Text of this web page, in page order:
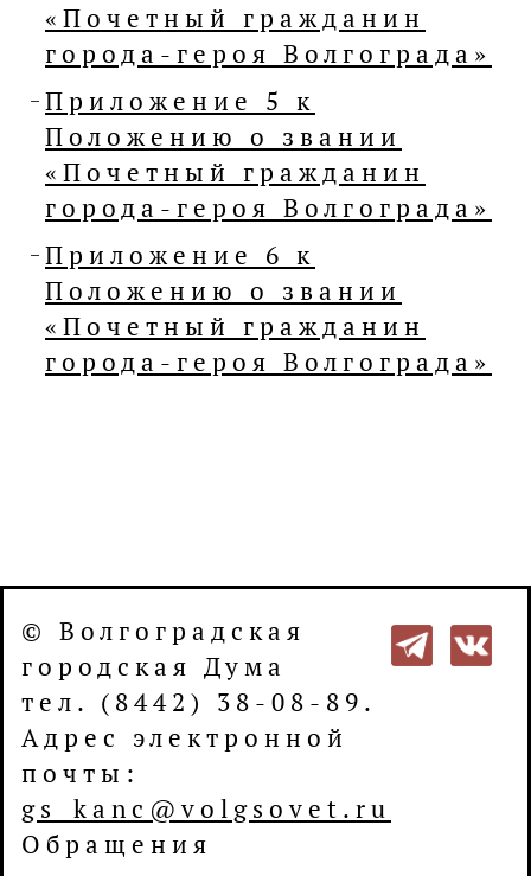
«Почетный гражданин
города-героя Волгограда»
Приложение 5 к
Положению о звании
«Почетный гражданин
города-героя Волгограда»
Приложение 6 к
Положению о звании
«Почетный гражданин
города-героя Волгограда»
© Волгоградская
городская Дума
тел. (8442) 38-08-89.
Адрес электронной
почты:
gs_kanc@volgsovet.ru
Обращения